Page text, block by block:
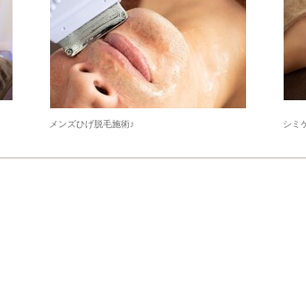
メンズひげ脱毛施術♪ シミ